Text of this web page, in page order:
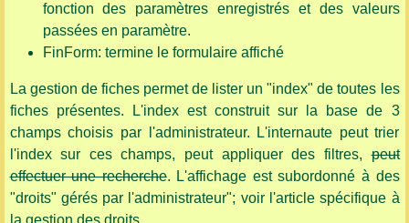
fonction des paramètres enregistrés et des valeurs
passées en paramètre.
FinForm: termine le formulaire affiché
La gestion de fiches permet de lister un "index" de toutes les
fiches présentes. L'index est construit sur la base de 3
champs choisis par l'administrateur. L'internaute peut trier
l'index sur ces champs, peut appliquer des filtres,peut
effectuer une recherche. L'affichage est subordonné à des
"droits" gérés par l'administrateur"; voir l'article spécifique à